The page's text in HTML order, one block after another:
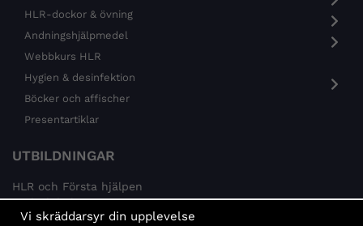
HLR-dockor & övning
Andningshjälpmedel
Webbkurs HLR
Hygien & desinfektion
Böcker och affischer
Presentartiklar
UTBILDNINGAR
HLR och Första hjälpen
Psykisk hälsa
Brandskydd
Vi skräddarsyr din upplevelse